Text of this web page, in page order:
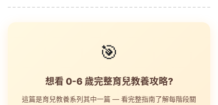
🎯
想看 0-6 歲完整育兒教養攻略?
這篇是育兒教養系列其中一篇 — 看完整指南了解每階段關